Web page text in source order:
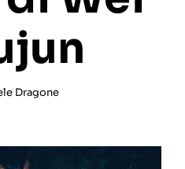
Dragone